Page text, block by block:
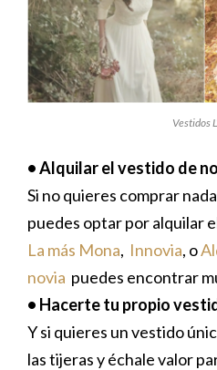
Vestidos
• Alquilar el vestido de
Si no quieres comprar
puedes optar por alquilar
La más Mona, Innovia, o
novia puedes encontrar
• Hacerte tu propio
Y si quieres un vestido
las tijeras y échale valor